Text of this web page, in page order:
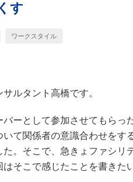
す
ワークスタイル
ルタント高橋です。
ーとして参加させてもらっ
て関係者の意識合わせをす
た。そこで、急きょファシリ
そこで感じたことを書きた